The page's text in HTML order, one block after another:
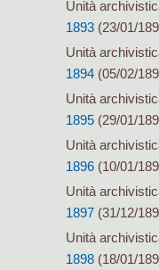
Unità
1893 (23/01/
Unità
1894 (05/02/
Unità
1895 (29/01/
Unità
1896 (10/01/
Unità
1897 (31/12/
Unità
1898 (18/01/